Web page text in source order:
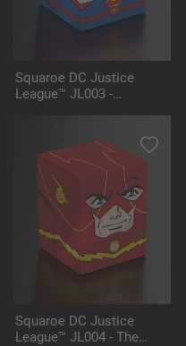
Squaroe DC Justice
League™ JL003 -
Squaroe DC Justice
League™ JL004 - The